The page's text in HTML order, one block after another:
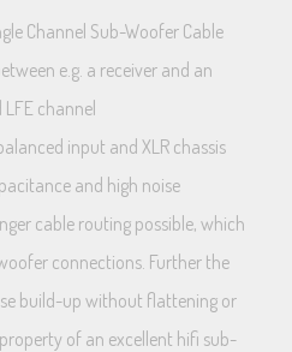
Channel Sub-Woofer Cable
e.g. a receiver and an
channel
input and XLR chassis
and high noise
cable routing possible, which
connections. Further the
build-up without flattening or
of an excellent hifi sub-